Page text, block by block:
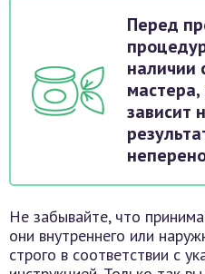
Перед
наличии
мастера,
зависит
Не забывайте, что
они внутреннего или
строго в соответствии с